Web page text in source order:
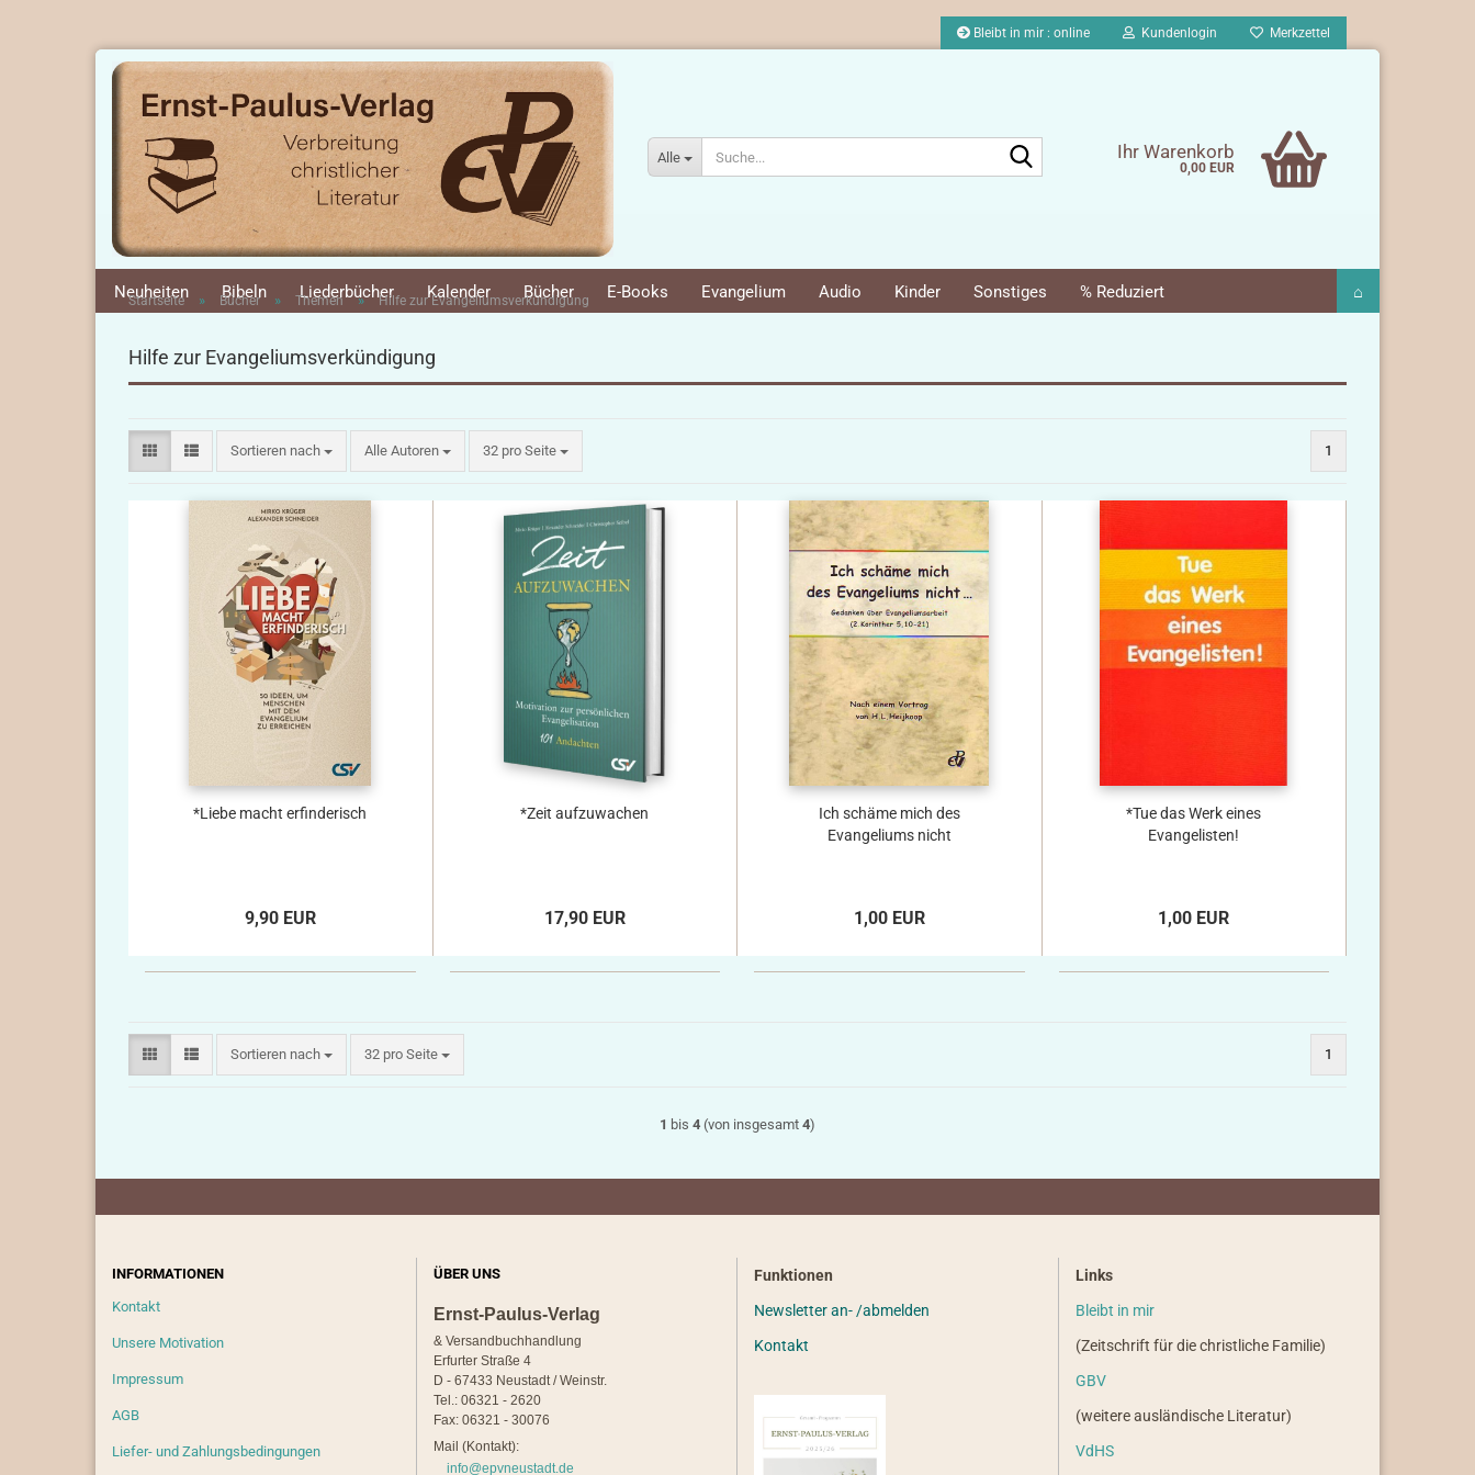
Bleibt in mir : online Kundenlogin Merkzettel
Alle Ihr Warenkorb
0,00 EUR
Neuheiten Bibeln Liederbücher Kalender Bücher E-Books Evangelium Audio Kinder Sonstiges % Reduziert ⌂
Startseite » Bücher » Themen » Hilfe zur Evangeliumsverkündigung
Hilfe zur Evangeliumsverkündigung
Sortieren nach
Sortieren nach Alle Autoren 32 pro Seite
pro Seite 1
*Liebe macht erfinderisch
9,90 EUR
*Zeit aufzuwachen
17,90 EUR
Ich schäme mich des
Evangeliums nicht
1,00 EUR
*Tue das Werk eines
Evangelisten!
1,00 EUR
Sortieren nach
Sortieren nach 32 pro Seite
pro Seite 1
1 bis 4 (von insgesamt 4)
INFORMATIONEN
Kontakt
Unsere Motivation
Impressum
AGB
Liefer- und Zahlungsbedingungen
ÜBER UNS
Ernst-Paulus-Verlag
& Versandbuchhandlung
Erfurter Straße 4
D - 67433 Neustadt / Weinstr.
Tel.: 06321 - 2620
Fax: 06321 - 30076
Mail (Kontakt):
info@epvneustadt.de
Funktionen
Newsletter an- /abmelden
Kontakt
Links
Bleibt in mir
(Zeitschrift für die christliche Familie)
GBV
(weitere ausländische Literatur)
VdHS